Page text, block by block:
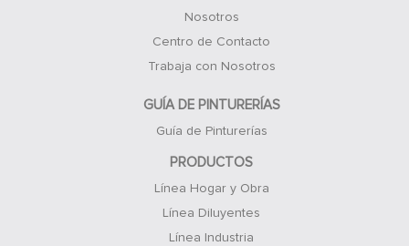
Nosotros
Centro de Contacto
Trabaja con Nosotros
GUÍA DE PINTURERÍAS
Guía de Pinturerías
PRODUCTOS
Línea Hogar y Obra
Línea Diluyentes
Línea Industria